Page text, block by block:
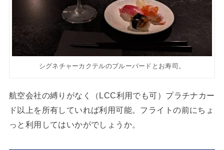
シグネチャーカクテルのブルーバードとお寿司。
航空会社の縛りがなく（LCC利用でも可）プラチナカー
ド以上を所有していれば利用可能。フライトの前にちょ
っと利用してはいかがでしょうか。